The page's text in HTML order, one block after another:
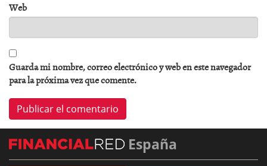
Web
Guarda mi nombre, correo electrónico y web en este navegador
para la próxima vez que comente.
España